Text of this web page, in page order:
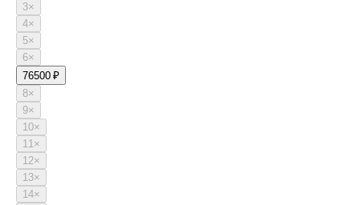
3×
4×
5×
6×
76500 ₽
8×
9×
10×
11×
12×
13×
14×